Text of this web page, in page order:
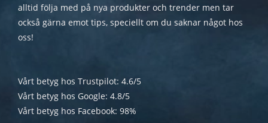
alltid följa med på nya produkter och trender men tar
också gärna emot tips, speciellt om du saknar något hos
oss!
Vårt betyg hos Trustpilot: 4.6/5
Vårt betyg hos Google: 4.8/5
Vårt betyg hos Facebook: 98%